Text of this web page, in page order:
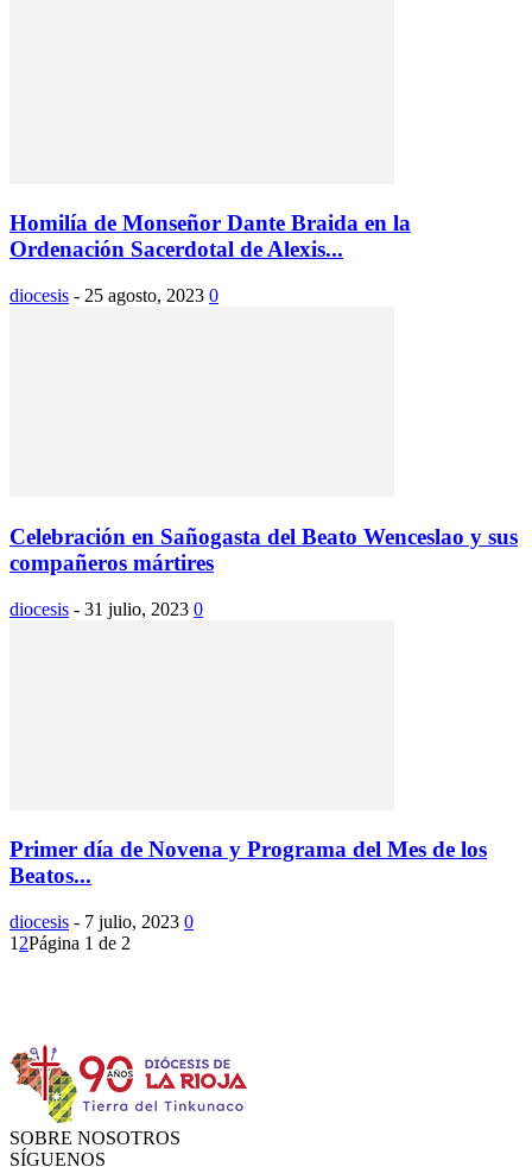
Homilía de Monseñor Dante Braida en la
Ordenación Sacerdotal de Alexis...
diocesis - 25 agosto, 2023 0
Celebración en Sañogasta del Beato Wenceslao y sus
compañeros mártires
diocesis - 31 julio, 2023 0
Primer día de Novena y Programa del Mes de los
Beatos...
diocesis - 7 julio, 2023 0
1 2Página 1 de 2
SOBRE NOSOTROS
SÍGUENOS